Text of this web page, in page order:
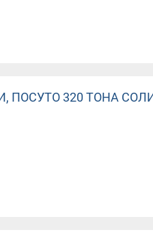
ПОСУТО 320 ТОНА